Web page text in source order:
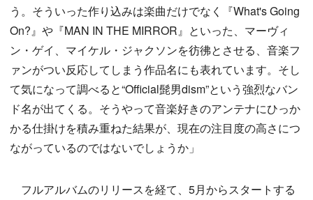
う。そういった作り込みは楽曲だけでなく『What's Going
On?』や『MAN IN THE MIRROR』といった、マーヴィ
ン・ゲイ、マイケル・ジャクソンを彷彿とさせる、音楽フ
ァンがつい反応してしまう作品名にも表れています。そし
て気になって調べると“Official髭男dism”という強烈なバン
ド名が出てくる。そうやって音楽好きのアンテナにひっか
かる仕掛けを積み重ねた結果が、現在の注目度の高さにつ
ながっているのではないでしょうか」
フルアルバムのリリースを経て、5月からスタートする